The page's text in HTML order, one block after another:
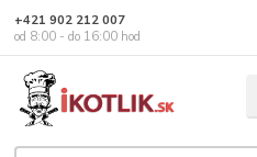
+421 902 212 007
od 8:00 - do 16:00 hod